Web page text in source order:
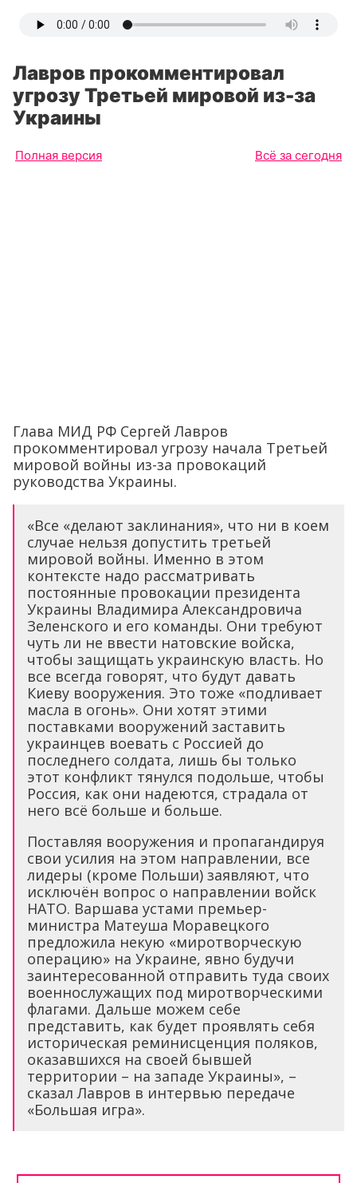
Лавров прокомментировал
угрозу Третьей мировой из-за
Украины
Полная версия Всё за сегодня
Глава МИД РФ Сергей Лавров
прокомментировал угрозу начала Третьей
мировой войны из-за провокаций
руководства Украины.
«Все «делают заклинания», что ни в коем
случае нельзя допустить третьей
мировой войны. Именно в этом
контексте надо рассматривать
постоянные провокации президента
Украины Владимира Александровича
Зеленского и его команды. Они требуют
чуть ли не ввести натовские войска,
чтобы защищать украинскую власть. Но
все всегда говорят, что будут давать
Киеву вооружения. Это тоже «подливает
масла в огонь». Они хотят этими
поставками вооружений заставить
украинцев воевать с Россией до
последнего солдата, лишь бы только
этот конфликт тянулся подольше, чтобы
Россия, как они надеются, страдала от
него всё больше и больше.
Поставляя вооружения и пропагандируя
свои усилия на этом направлении, все
лидеры (кроме Польши) заявляют, что
исключён вопрос о направлении войск
НАТО. Варшава устами премьер-
министра Матеуша Моравецкого
предложила некую «миротворческую
операцию» на Украине, явно будучи
заинтересованной отправить туда своих
военнослужащих под миротворческими
флагами. Дальше можем себе
представить, как будет проявлять себя
историческая реминисценция поляков,
оказавшихся на своей бывшей
территории – на западе Украины», –
сказал Лавров в интервью передаче
«Большая игра».